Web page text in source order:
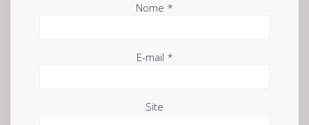
Nome *
E-mail *
Site